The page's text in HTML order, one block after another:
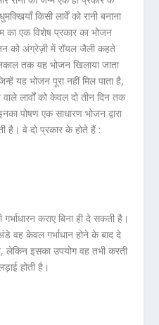
किसी लार्वें को रानी बनाना
का एक विशेष प्रकार का भोजन
को अंग्रेज़ी में रॉयल जैली कहते
तक यह भोजन खिलाया जाता
यह भोजन पूरा नहीं मिल पाता है,
लार्वों को केवल दो तीन दिन तक
पोषण एक साधारण भोजन द्वारा
है। वे दो प्रकार के होते हैं :
कराए बिना ही दे सकती है।
वह केवल गर्भाधान होने के बाद दे
लेकिन इसका उपयोग वह तभी करती
होती है।